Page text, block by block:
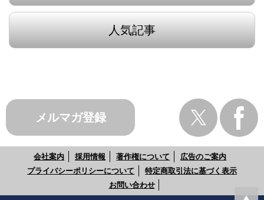
人気記事
メルマガ登録
会社案内 採用情報 著作権について
広告のご案内
プライバシーポリシーについて
特定商取引法に基づく表示
お問い合わせ